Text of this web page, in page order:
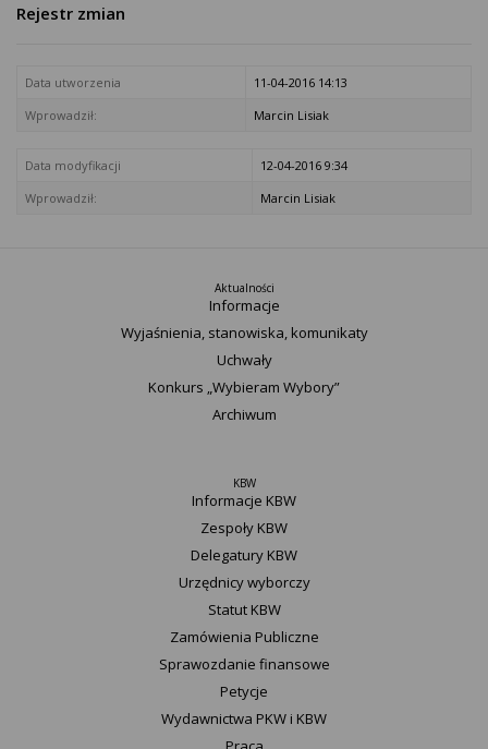
Rejestr zmian
Data utworzenia
11-04-2016 14:13
Wprowadził:
Marcin Lisiak
Data modyfikacji
12-04-2016 9:34
Wprowadził:
Marcin Lisiak
Aktualności
Informacje
Wyjaśnienia, stanowiska, komunikaty
Uchwały
Konkurs „Wybieram Wybory”
Archiwum
KBW
Informacje KBW
Zespoły KBW
Delegatury ​KBW
Urzędnicy wyborczy
Statut K​BW
Zamówienia Publiczne
Sprawozdanie finansowe
Petycje
Wydawnictwa PKW i KBW